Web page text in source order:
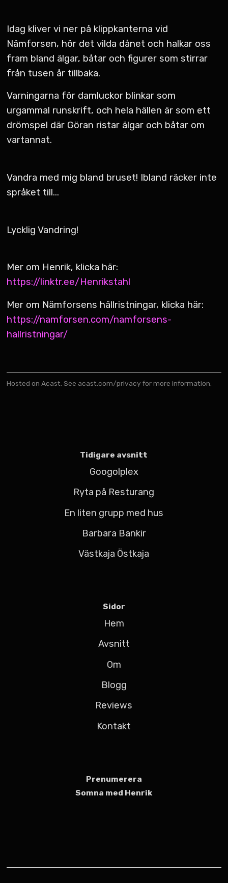
Idag kliver vi ner på klipp­kanterna vid
Nämforsen, hör det vilda dånet och halkar oss
fram bland älgar, båtar och figurer som stirrar
från tusen år tillbaka.
Varningarna för damluckor blinkar som
urgammal runskrift, och hela hällen är som ett
drömspel där Göran ristar älgar och båtar om
vartannat.
Vandra med mig bland bruset! Ibland räcker inte
språket till...
Lycklig Vandring!
Mer om Henrik, klicka här:
https://linktr.ee/Henrikstahl
Mer om Nämforsens hällristningar, klicka här:
https://namforsen.com/namforsens-
hallristningar/
Hosted on Acast. See acast.com/privacy for more information.
Tidigare avsnitt
Googolplex
Ryta på Resturang
En liten grupp med hus
Barbara Bankir
Västkaja Östkaja
Sidor
Hem
Avsnitt
Om
Blogg
Reviews
Kontakt
Prenumerera
Somna med Henrik